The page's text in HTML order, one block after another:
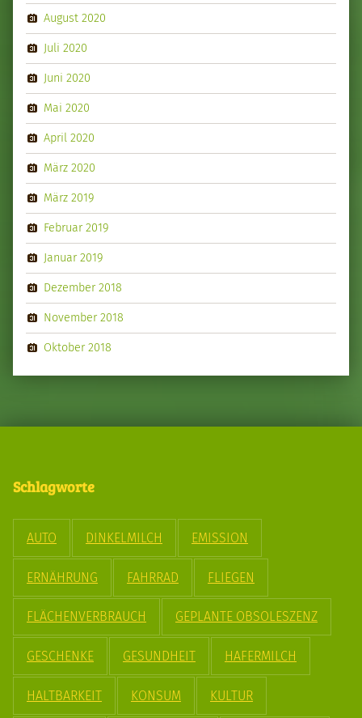
August 2020
Juli 2020
Juni 2020
Mai 2020
April 2020
März 2020
März 2019
Februar 2019
Januar 2019
Dezember 2018
November 2018
Oktober 2018
Schlagworte
AUTO DINKELMILCH EMISSION
ERNÄHRUNG FAHRRAD FLIEGEN
FLÄCHENVERBRAUCH GEPLANTE OBSOLESZENZ
GESCHENKE GESUNDHEIT HAFERMILCH
HALTBARKEIT KONSUM KULTUR